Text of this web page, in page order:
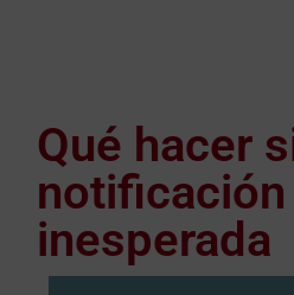
Qué hacer
inesperada